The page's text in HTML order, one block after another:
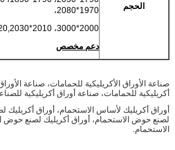
الحجم
1970*2080،
2000*3000، 2010*2220,2030*2360,2050*2550,2120*3120,2150*2150, الخ
دعم مخصص
صناعة الأوراق الأكريليكية للحمامات، صناعة
أكريليكية للحمامات، صناعة أوراق أكريليكية
أوراق أكريليك لأساس الاستحمام، أوراق أكريليك
لصنع حوض الاستحمام، أوراق أكريليك لصنع حوض
الاستحمام.